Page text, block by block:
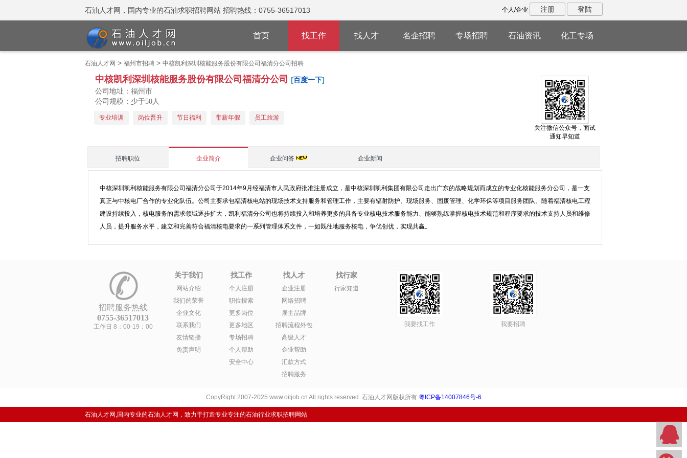
石油人才网，国内专业的石油求职招聘网站 招聘热线：0755-36517013 个人/企业 注册 登陆
首页 找工作 找人才 名企招聘 专场招聘 石油资讯 化工专场
石油人才网 > 福州市招聘> 中核凯利深圳核能服务股份有限公司福清分公司招聘
中核凯利深圳核能服务股份有限公司福清分公司 [百度一下]
公司地址：福州市
公司规模：少于50人
专业培训 岗位晋升 节日福利 带薪年假
员工旅游
关注微信公众号，面试
通知早知道
招聘职位 企业简介 企业问答 企业新闻
中核深圳凯利核能服务有限公司福清分公司于2014年9月经福清市人民政府批准注册成立，是中核深圳凯利集团有限公司走出广东的战略规划而成立的专业化核能服务分公司，是一支
真正与中核电厂合作的专业化队伍。公司主要承包福清核电站的现场技术支持服务和管理工作，主要有辐射防护、现场服务、固废管理、化学环保等项目服务团队。随着福清核电工程
建设持续投入，核电服务的需求领域逐步扩大，凯利福清分公司也将持续投入和培养更多的具备专业核电技术服务能力、能够熟练掌握核电技术规范和程序要求的技术支持人员和维修
人员，提升服务水平，建立和完善符合福清核电要求的一系列管理体系文件，一如既往地服务核电，争优创优，实现共赢。
招聘服务热线
0755-36517013
工作日 8：00-19：00
关于我们
网站介绍
我们的荣誉
企业文化
联系我们
友情链接
免责声明
找工作
个人注册
职位搜索
更多岗位
更多地区
专场招聘
个人帮助
安全中心
找人才
企业注册
网络招聘
雇主品牌
招聘流程外包
高级人才
企业帮助
汇款方式
招聘服务
找行家
行家知道
我要找工作 我要招聘
CopyRight 2007-2025 www.oiljob.cn All rights reserved .石油人才网版权所有 粤ICP备14007846号-6
石油人才网,国内专业的石油人才网，致力于打造专业专注的石油行业求职招聘网站